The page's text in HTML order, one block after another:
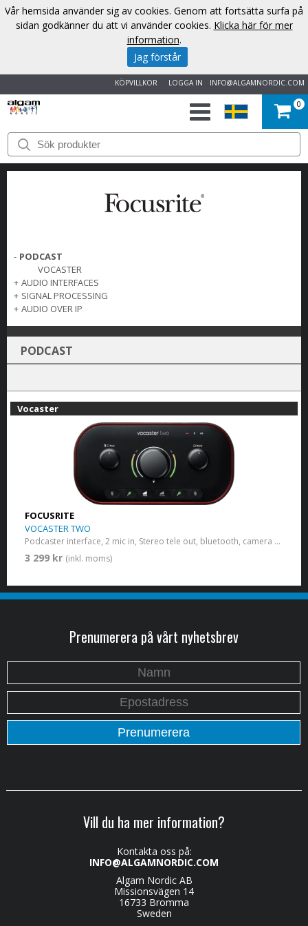
INFO@ALGAMNORDIC.COM
LOGGA IN
KÖPVILLKOR
START
VARUMÄRKEN
OM
OSS
KONTAKT
0
- PODCAST
VOCASTER
+ AUDIO INTERFACES
+ SIGNAL PROCESSING
+ AUDIO OVER IP
PODCAST
Vocaster
FOCUSRITE
VOCASTER TWO
Podcaster interface, 2 mic in, Stereo tele out, bluetooth, camera out
3 299 kr (inkl. moms)
Prenumerera på vårt nyhetsbrev
Vill du ha mer information?
Kontakta oss på:
INFO@ALGAMNORDIC.COM
Algam Nordic AB
Missionsvägen 14
16733 Bromma
Sweden
Vår hemsida använder sig av cookies. Genom att fortsätta surfa på
sidan godkänner du att vi använder cookies. Klicka här för mer
information.
Jag förstår